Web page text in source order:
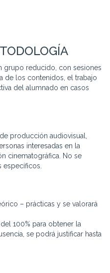
grupo reducido, con sesiones
de los contenidos, el trabajo
del alumnado en casos
producción audiovisual,
interesadas en la
cinematográfica. No se
– prácticas y se valorará
100% para obtener la
se podrá justificar hasta